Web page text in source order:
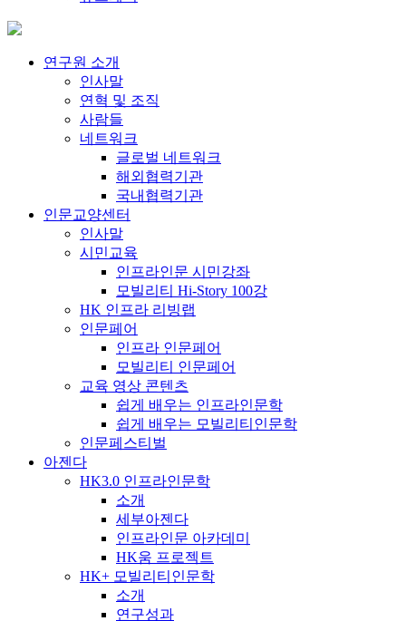
연구원 소개
인사말
연혁 및 조직
사람들
네트워크
글로벌 네트워크
해외협력기관
국내협력기관
인문교양센터
인사말
시민교육
인프라인문 시민강좌
모빌리티 Hi-Story 100강
HK 인프라 리빙랩
인문페어
인프라 인문페어
모빌리티 인문페어
교육 영상 콘텐츠
쉽게 배우는 인프라인문학
쉽게 배우는 모빌리티인문학
인문페스티벌
아젠다
HK3.0 인프라인문학
소개
세부아젠다
인프라인문 아카데미
HK움 프로젝트
HK+ 모빌리티인문학
소개
연구성과